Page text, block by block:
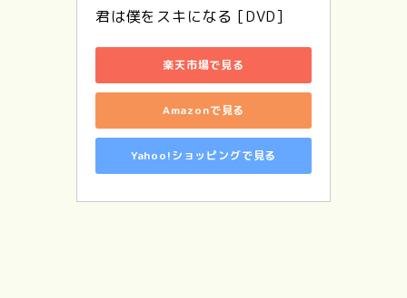
君は僕をスキになる [DVD]
楽天市場で見る
Amazonで見る
Yahoo!ショッピングで見る